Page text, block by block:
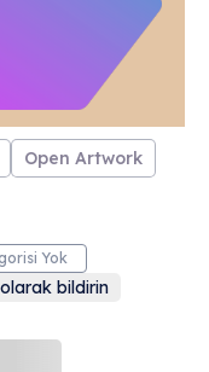
Open Artwork
Yok
bildirin